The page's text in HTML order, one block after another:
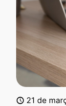
21 de